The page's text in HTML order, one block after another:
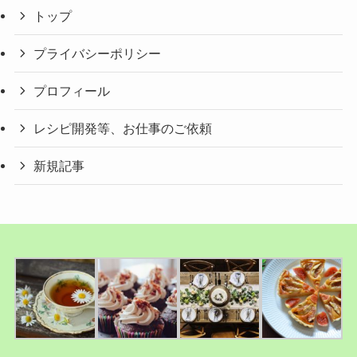
トップ
プライバシーポリシー
プロフィール
レシピ開発等、お仕事のご依頼
新規記事